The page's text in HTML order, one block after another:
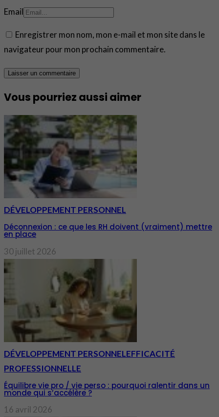
Email
Enregistrer mon nom, mon e-mail et mon site dans le
navigateur pour mon prochain commentaire.
Vous pourriez aussi aimer
DÉVELOPPEMENT PERSONNEL
Déconnexion : ce que les RH doivent (vraiment) mettre
en place
30 juillet 2026
DÉVELOPPEMENT PERSONNELEFFICACITÉ
PROFESSIONNELLE
Équilibre vie pro / vie perso : pourquoi ralentir dans un
monde qui s’accélère ?
16 avril 2026